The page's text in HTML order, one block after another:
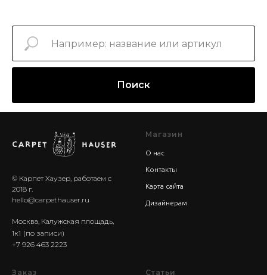
Поиск
© Карпет Хаузер, работаем с
2018 г.
hello@carpethauser.ru
Москва, Калужская площадь,
1к1 (по записи)
+7 926 463 2223
Магазин
О нас
Контакты
Карта сайта
Дизайнерам
Заказ Статьи